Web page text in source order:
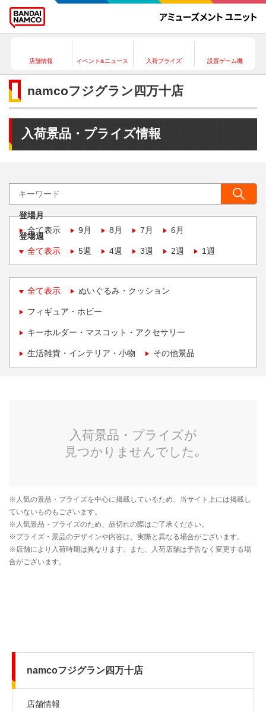
店舗情報 イベント&ニュース 入荷プライズ 設置ゲーム機
namcoフジグラン四万十店
入荷景品・プライズ情報
登場月
全て表示
9月 8月 7月 6月
登場週
全て表示
5週 4週 3週 2週 1週
全て表示 ぬいぐるみ・クッション
フィギュア・ホビー
キーホルダー・マスコット・アクセサリー
生活雑貨・インテリア・小物 その他景品
namcoフジグラン四万十店
店舗情報